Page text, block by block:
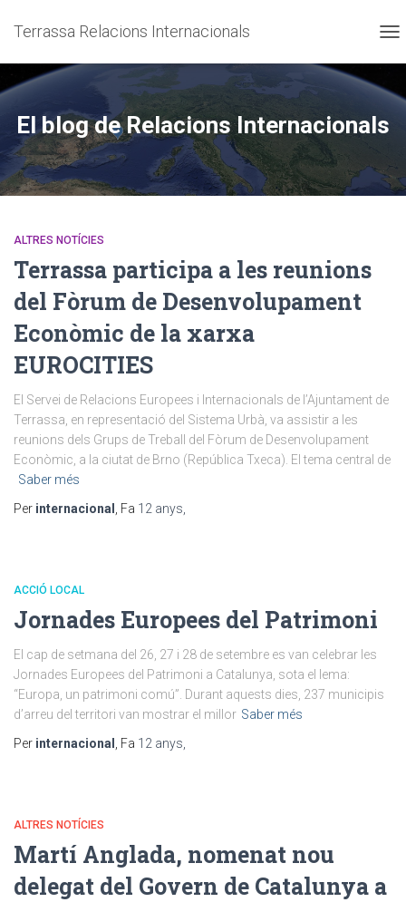
Terrassa Relacions Internacionals
El blog de Relacions Internacionals
ALTRES NOTÍCIES
Terrassa participa a les reunions
del Fòrum de Desenvolupament
Econòmic de la xarxa
EUROCITIES
El Servei de Relacions Europees i Internacionals de l’Ajuntament de
Terrassa, en representació del Sistema Urbà, va assistir a les
reunions dels Grups de Treball del Fòrum de Desenvolupament
Econòmic, a la ciutat de Brno (República Txeca). El tema central de
Saber més
Per internacional , Fa 12 anys
ACCIÓ LOCAL
Jornades Europees del Patrimoni
El cap de setmana del 26, 27 i 28 de setembre es van celebrar les
Jornades Europees del Patrimoni a Catalunya, sota el lema:
“Europa, un patrimoni comú”. Durant aquests dies, 237 municipis
d’arreu del territori van mostrar el millor Saber més
Per internacional , Fa 12 anys
ALTRES NOTÍCIES
Martí Anglada, nomenat nou
delegat del Govern de Catalunya a